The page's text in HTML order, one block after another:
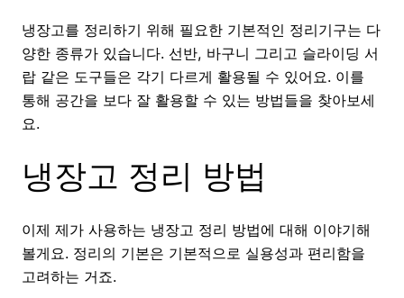
냉장고를 정리하기 위해 필요한 기본적인 정리기구는 다
양한 종류가 있습니다. 선반, 바구니 그리고 슬라이딩 서
랍 같은 도구들은 각기 다르게 활용될 수 있어요. 이를
통해 공간을 보다 잘 활용할 수 있는 방법들을 찾아보세
요.
냉장고 정리 방법
이제 제가 사용하는 냉장고 정리 방법에 대해 이야기해
볼게요. 정리의 기본은 기본적으로 실용성과 편리함을
고려하는 거죠.